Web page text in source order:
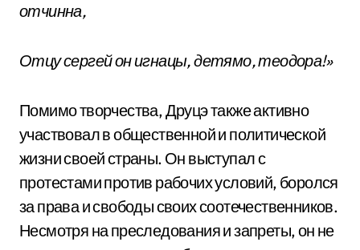
отчинна,
Отцу сергей он игнацы, детямо, теодора!»
Помимо творчества, Друцэ также активно
участвовал в общественной и политической
жизни своей страны. Он выступал с
протестами против рабочих условий, боролся
за права и свободы своих соотечественников.
Несмотря на преследования и запреты, он не